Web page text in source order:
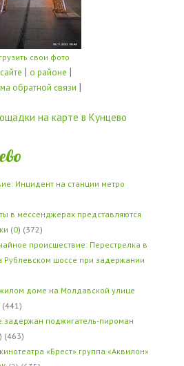
свои фото
| о районе |
обратной связи |
на карте в Кунцево
Инцидент на станции метро
в мессенджерах представляются
(0) (372)
происшествие: Перестрелка в
шоссе при задержании
доме на Молдавской улице
(441)
задержан поджигатель-пироман
) (463)
«Брест» группа «Аквилон»